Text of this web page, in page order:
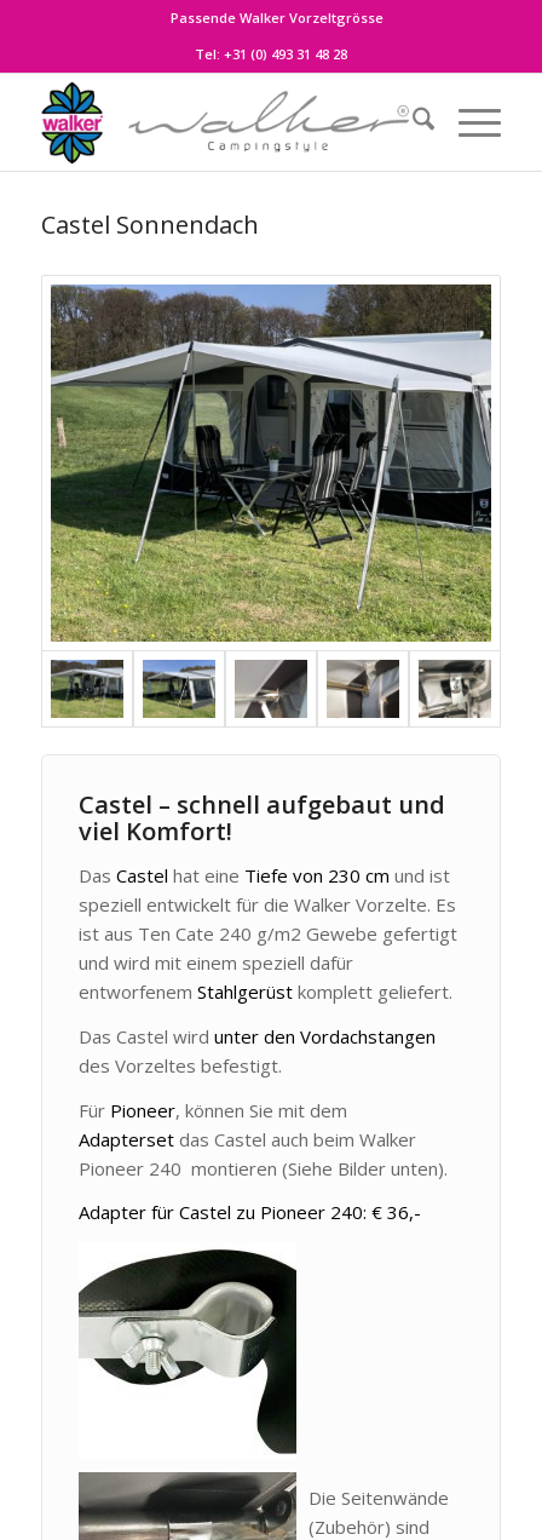
Passende Walker Vorzeltgrösse
Tel: +31 (0) 493 31 48 28
Castel Sonnendach
Castel – schnell aufgebaut und
viel Komfort!
Das Castel hat eine Tiefe von 230 cm und ist
speziell entwickelt für die Walker Vorzelte. Es
ist aus Ten Cate 240 g/m2 Gewebe gefertigt
und wird mit einem speziell dafür
entworfenem Stahlgerüstkomplett geliefert.
Das Castel wird unter den Vordachstangen
des Vorzeltes befestigt.
Für Pioneer, können Sie mit dem
Adaptersetdas Castel auch beim Walker
Pioneer 240 montieren (Siehe Bilder unten).
Adapter für Castel zu Pioneer 240: € 36,-
Die Seitenwände
(Zubehör) sind